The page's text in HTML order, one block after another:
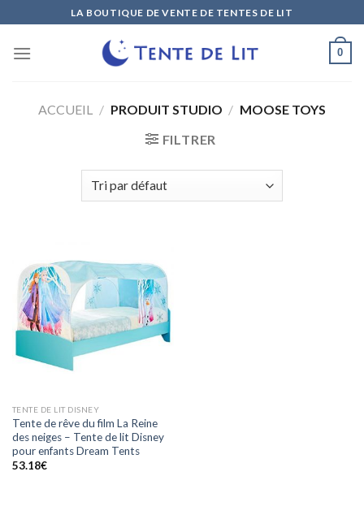
to
content
LA BOUTIQUE DE VENTE DE TENTES DE LIT
0
ACCUEIL / PRODUIT STUDIO / MOOSE TOYS
FILTRER
TENTE DE LIT DISNEY
Tente de rêve du film La Reine
des neiges – Tente de lit Disney
pour enfants Dream Tents
53.18€